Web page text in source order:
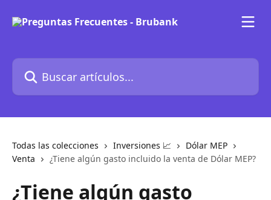
Buscar artículos...
Todas las colecciones Inversiones 📈
Dólar MEP
Venta
¿Tiene algún gasto incluido la venta de Dólar MEP?
¿Tiene algún gasto